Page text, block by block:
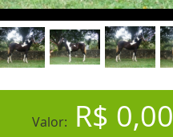
Valor: R$ 0,00